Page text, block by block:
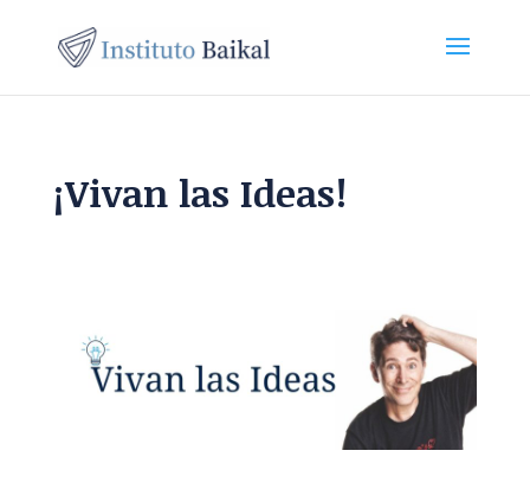
¡Vivan las Ideas!